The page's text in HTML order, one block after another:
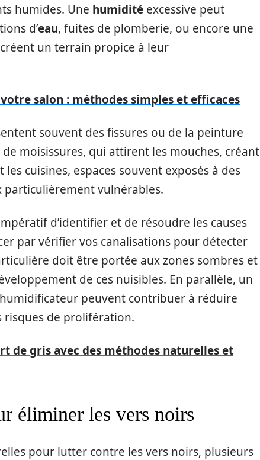
humides. Une humidité excessive peut
d’eau, fuites de plomberie, ou encore une
un terrain propice à leur
salon : méthodes simples et efficaces
souvent des fissures ou de la peinture
moisissures, qui attirent les mouches, créant
les cuisines, espaces souvent exposés à des
particulièrement vulnérables.
d’identifier et de résoudre les causes
par vérifier vos canalisations pour détecter
doit être portée aux zones sombres et
de ces nuisibles. En parallèle, un
peuvent contribuer à réduire
risques de prolifération.
de gris avec des méthodes naturelles et
éliminer les vers noirs
pour lutter contre les vers noirs, plusieurs